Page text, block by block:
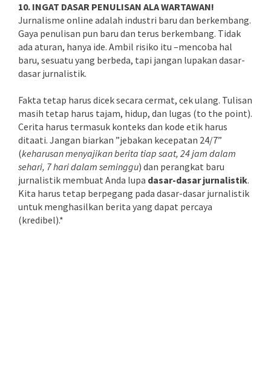
10. INGAT DASAR PENULISAN ALA WARTAWAN!
Jurnalisme online adalah industri baru dan berkembang.
Gaya penulisan pun baru dan terus berkembang. Tidak
ada aturan, hanya ide. Ambil risiko itu –mencoba hal
baru, sesuatu yang berbeda, tapi jangan lupakan dasar-
dasar jurnalistik.
Fakta tetap harus dicek secara cermat, cek ulang. Tulisan
masih tetap harus tajam, hidup, dan lugas (to the point).
Cerita harus termasuk konteks dan kode etik harus
ditaati. Jangan biarkan ”jebakan kecepatan 24/7”
(keharusan menyajikan berita tiap saat, 24 jam dalam
sehari, 7 hari dalam seminggu) dan perangkat baru
jurnalistik membuat Anda lupa dasar-dasar jurnalistik.
Kita harus tetap berpegang pada dasar-dasar jurnalistik
untuk menghasilkan berita yang dapat percaya
(kredibel).*